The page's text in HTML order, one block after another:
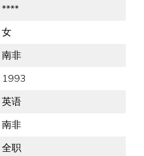
****
女
南非
1993
英语
南非
全职